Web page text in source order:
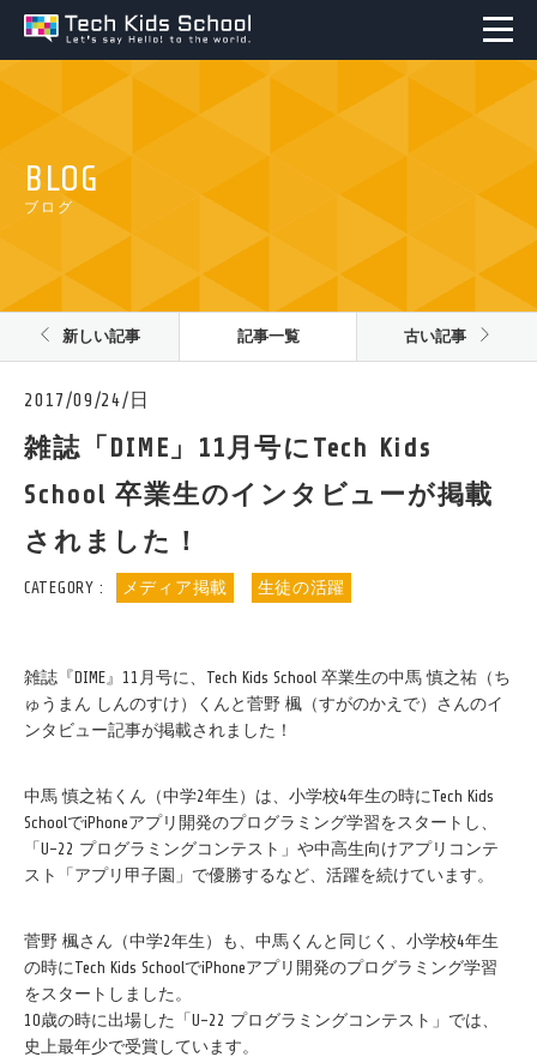
BLOG
ブログ
新しい記事 記事一覧 古い記事
2017/09/24/日
雑誌「DIME」11月号にTech Kids
School 卒業生のインタビューが掲載
されました！
CATEGORY : メディア掲載 生徒の活躍
雑誌『DIME』11月号に、Tech Kids School 卒業生の中馬 慎之祐（ち
ゅうまん しんのすけ）くんと菅野 楓（すがのかえで）さんのイ
ンタビュー記事が掲載されました！
中馬 慎之祐くん（中学2年生）は、小学校4年生の時にTech Kids
SchoolでiPhoneアプリ開発のプログラミング学習をスタートし、
「U-22 プログラミングコンテスト」や中高生向けアプリコンテ
スト「アプリ甲子園」で優勝するなど、活躍を続けています。
菅野 楓さん（中学2年生）も、中馬くんと同じく、小学校4年生
の時にTech Kids SchoolでiPhoneアプリ開発のプログラミング学習
をスタートしました。
10歳の時に出場した「U-22 プログラミングコンテスト」では、
史上最年少で受賞しています。